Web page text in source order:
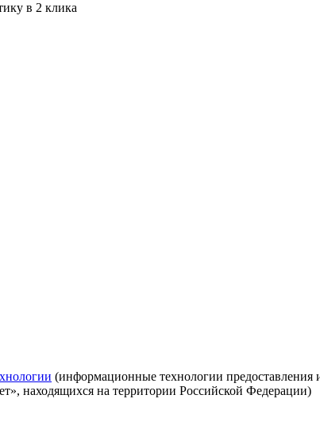
в 2 клика
(информационные технологии предоставления
находящихся на территории Российской Федерации)